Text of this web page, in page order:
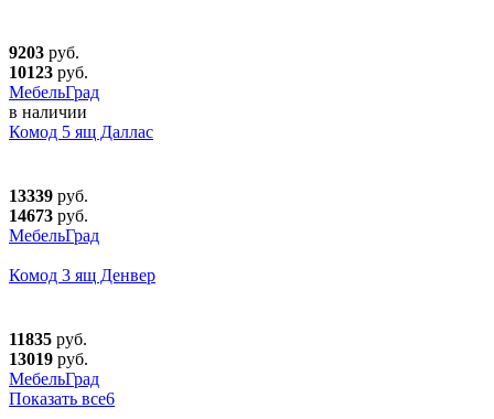
9203 руб.
10123 руб.
МебельГрад
в наличии
Комод 5 ящ Даллас
13339 руб.
14673 руб.
МебельГрад
Комод 3 ящ Денвер
11835 руб.
13019 руб.
МебельГрад
Показать все6